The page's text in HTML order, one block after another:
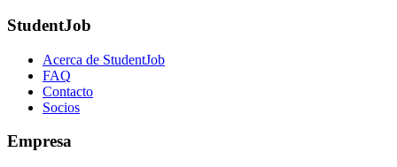
StudentJob
Acerca de StudentJob
FAQ
Contacto
Socios
Empresa